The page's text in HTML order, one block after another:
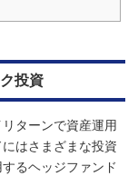
投資
ターンで資産運用
はさまざまな投資
るヘッジファンド